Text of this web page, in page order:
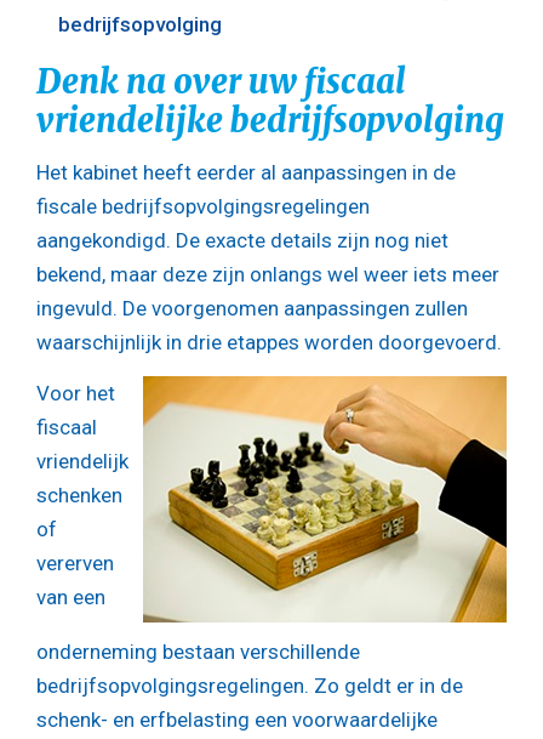
bedrijfsopvolging
Denk na over uw fiscaal
vriendelijke bedrijfsopvolging
Het kabinet heeft eerder al aanpassingen in de
fiscale bedrijfsopvolgingsregelingen
aangekondigd. De exacte details zijn nog niet
bekend, maar deze zijn onlangs wel weer iets meer
ingevuld. De voorgenomen aanpassingen zullen
waarschijnlijk in drie etappes worden doorgevoerd.
Voor het
fiscaal
vriendelijk
schenken
of
vererven
van een
onderneming bestaan verschillende
bedrijfsopvolgingsregelingen. Zo geldt er in de
schenk- en erfbelasting een voorwaardelijke